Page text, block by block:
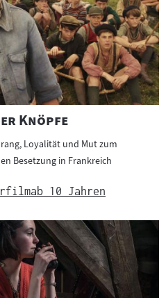
Knöpfe"
Loyalität und Mut zum
Besetzung in Frankreich
ab 10 Jahren